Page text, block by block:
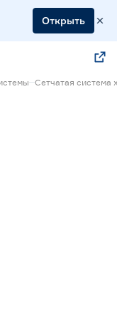
Открыть
Сетчатая система